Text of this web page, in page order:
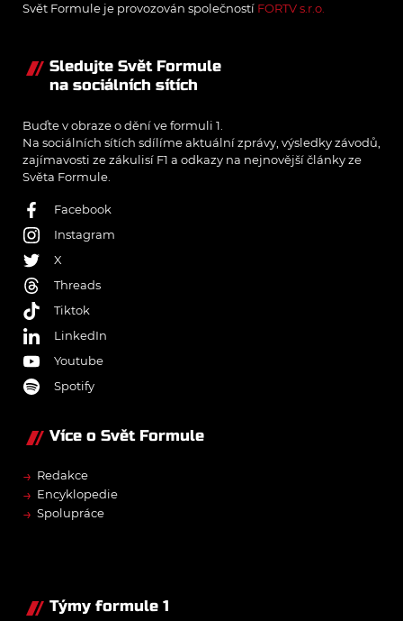
Svět Formule je provozován společností FORTV s.r.o.
Sledujte Svět Formule
na sociálních sítích
Buďte v obraze o dění ve formuli 1.
Na sociálních sítích sdílíme aktuální zprávy, výsledky závodů,
zajímavosti ze zákulisí F1 a odkazy na nejnovější články ze
Světa Formule.
Facebook
Instagram
X
Threads
Tiktok
LinkedIn
Youtube
Spotify
Více o Svět Formule
→ Redakce
→ Encyklopedie
→ Spolupráce
Týmy formule 1